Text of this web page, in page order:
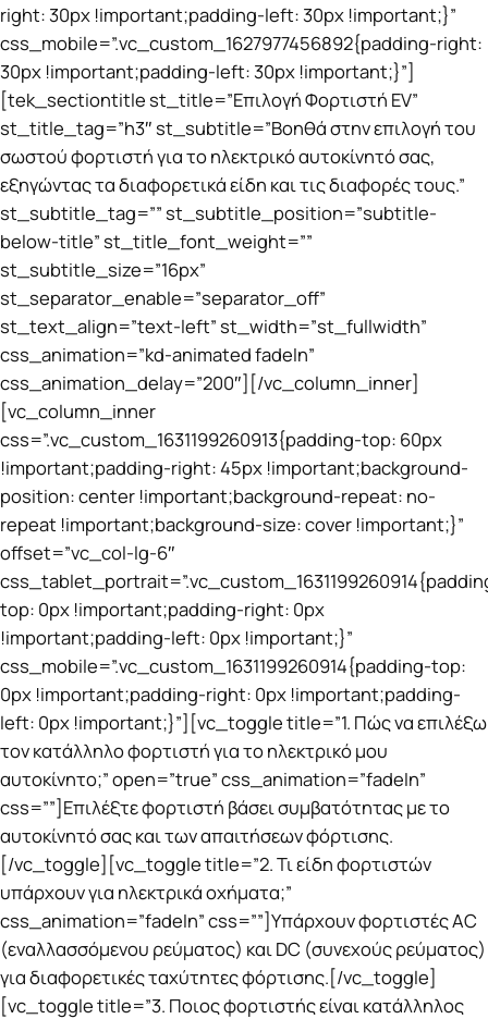
right: 30px !important;padding-left: 30px !important;}”
css_mobile=”.vc_custom_1627977456892{padding-right:
30px !important;padding-left: 30px !important;}”]
[tek_sectiontitle st_title=”Επιλογή Φορτιστή EV”
st_title_tag=”h3″ st_subtitle=”Βοηθά στην επιλογή του
σωστού φορτιστή για το ηλεκτρικό αυτοκίνητό σας,
εξηγώντας τα διαφορετικά είδη και τις διαφορές τους.”
st_subtitle_tag=”” st_subtitle_position=”subtitle-
below-title” st_title_font_weight=””
st_subtitle_size=”16px”
st_separator_enable=”separator_off”
st_text_align=”text-left” st_width=”st_fullwidth”
css_animation=”kd-animated fadeIn”
css_animation_delay=”200″][/vc_column_inner]
[vc_column_inner
css=”.vc_custom_1631199260913{padding-top: 60px
!important;padding-right: 45px !important;background-
position: center !important;background-repeat: no-
repeat !important;background-size: cover !important;}”
offset=”vc_col-lg-6″
top: 0px !important;padding-right: 0px
!important;padding-left: 0px !important;}”
css_mobile=”.vc_custom_1631199260914{padding-top:
0px !important;padding-right: 0px !important;padding-
left: 0px !important;}”][vc_toggle title=”1. Πώς να επιλέξω
τον κατάλληλο φορτιστή για το ηλεκτρικό μου
αυτοκίνητο;” open=”true” css_animation=”fadeIn”
css=””]Επιλέξτε φορτιστή βάσει συμβατότητας με το
αυτοκίνητό σας και των απαιτήσεων φόρτισης.
[/vc_toggle][vc_toggle title=”2. Τι είδη φορτιστών
υπάρχουν για ηλεκτρικά οχήματα;”
css_animation=”fadeIn” css=””]Υπάρχουν φορτιστές AC
(εναλλασσόμενου ρεύματος) και DC (συνεχούς ρεύματος)
για διαφορετικές ταχύτητες φόρτισης.[/vc_toggle]
[vc_toggle title=”3. Ποιος φορτιστής είναι κατάλληλος